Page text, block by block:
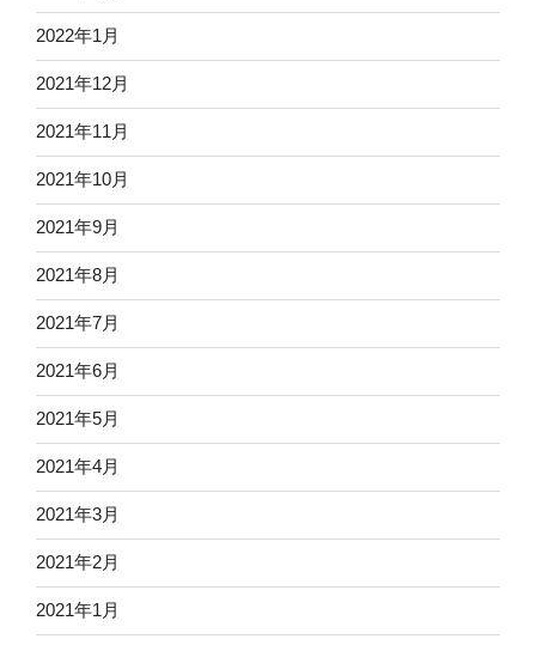
2022年1月
2021年12月
2021年11月
2021年10月
2021年9月
2021年8月
2021年7月
2021年6月
2021年5月
2021年4月
2021年3月
2021年2月
2021年1月